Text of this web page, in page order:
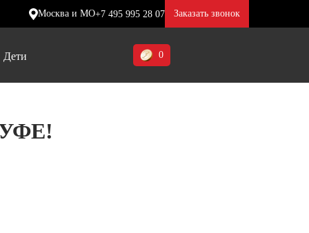
Москва и МО+7 495 995 28 07 Заказать звонок
Дети 0